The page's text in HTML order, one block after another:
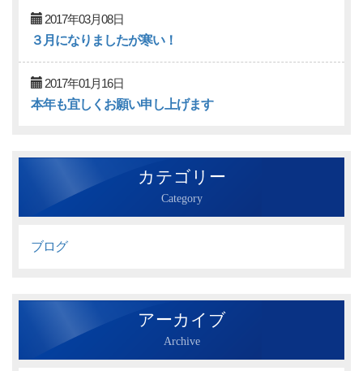
2017年03月08日
３月になりましたが寒い！
2017年01月16日
本年も宜しくお願い申し上げます
カテゴリー
Category
ブログ
アーカイブ
Archive